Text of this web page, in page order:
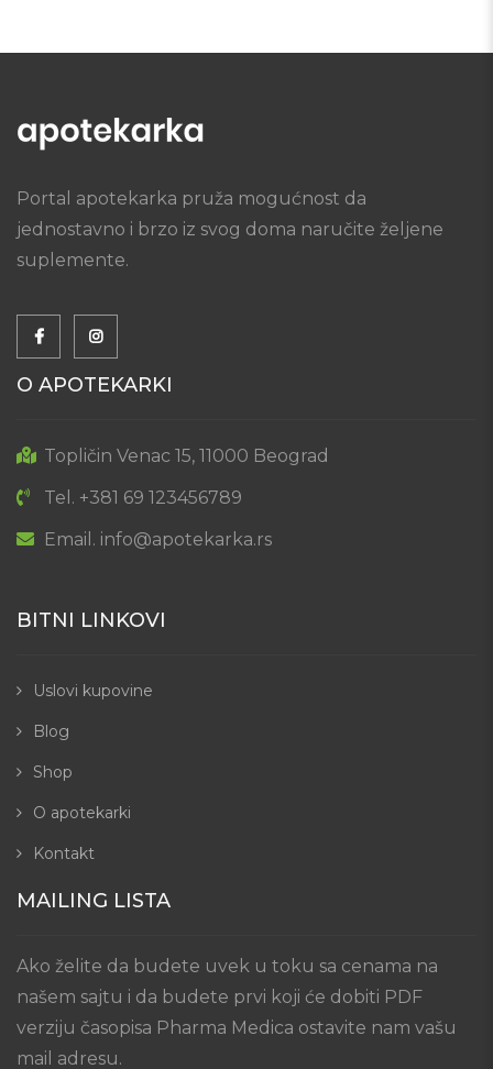
Portal apotekarka pruža mogućnost da
jednostavno i brzo iz svog doma naručite željene
suplemente.
O APOTEKARKI
Topličin Venac 15, 11000 Beograd
Tel. +381 69 123456789
Email. info@apotekarka.rs
BITNI LINKOVI
Uslovi kupovine
Blog
Shop
O apotekarki
Kontakt
MAILING LISTA
Ako želite da budete uvek u toku sa cenama na
našem sajtu i da budete prvi koji će dobiti PDF
verziju časopisa Pharma Medica ostavite nam vašu
mail adresu.